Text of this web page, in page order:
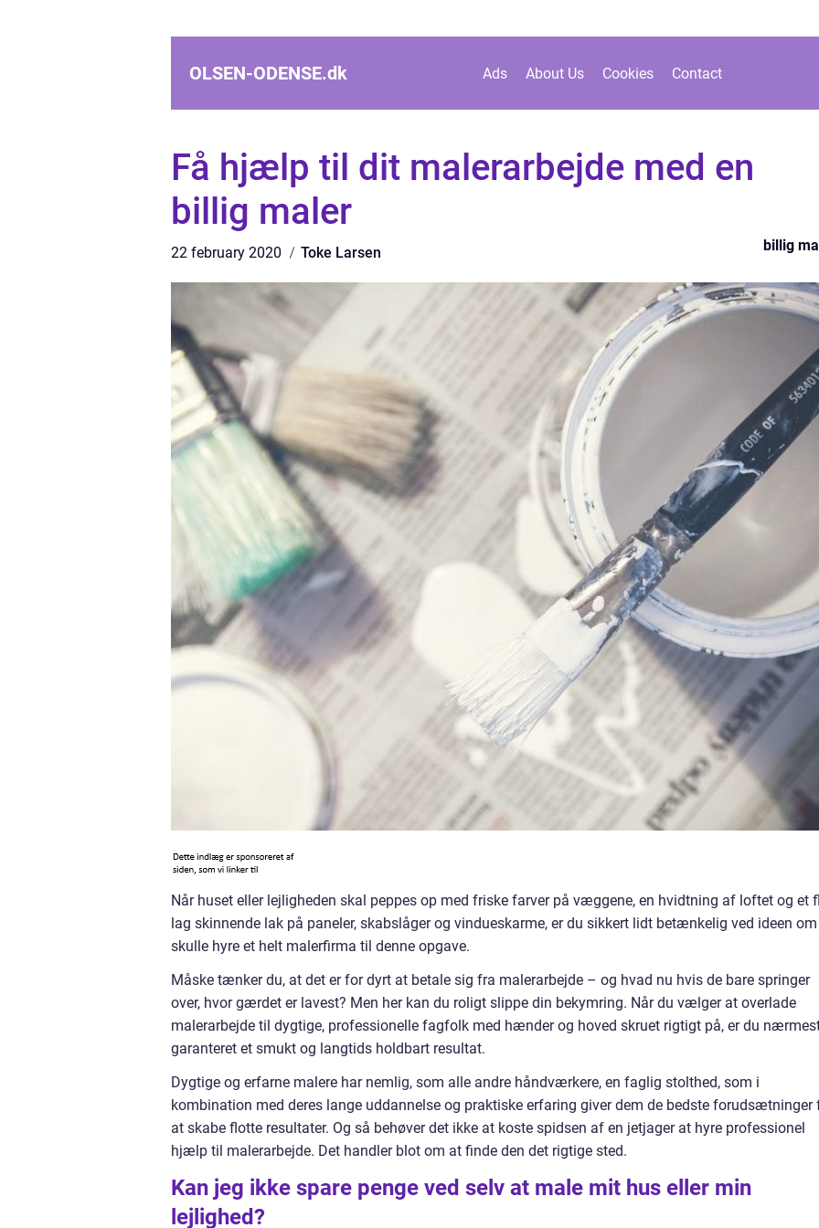
OLSEN-ODENSE.dk Ads About Us Cookies Contact
Få hjælp til dit malerarbejde med en
billig maler
22 february 2020 Toke Larsen billig
Når huset eller lejligheden skal peppes op med friske farver på væggene, en hvidtning af loftet og et
lag skinnende lak på paneler, skabslåger og vindueskarme, er du sikkert lidt betænkelig ved ideen
skulle hyre et helt malerfirma til denne opgave.
Måske tænker du, at det er for dyrt at betale sig fra malerarbejde – og hvad nu hvis de bare springer
over, hvor gærdet er lavest? Men her kan du roligt slippe din bekymring. Når du vælger at overlade
malerarbejde til dygtige, professionelle fagfolk med hænder og hoved skruet rigtigt på, er du
garanteret et smukt og langtids holdbart resultat.
Dygtige og erfarne malere har nemlig, som alle andre håndværkere, en faglig stolthed, som i
kombination med deres lange uddannelse og praktiske erfaring giver dem de bedste forudsætninger
at skabe flotte resultater. Og så behøver det ikke at koste spidsen af en jetjager at hyre professionel
hjælp til malerarbejde. Det handler blot om at finde den det rigtige sted.
Kan jeg ikke spare penge ved selv at male mit hus eller min
lejlighed?